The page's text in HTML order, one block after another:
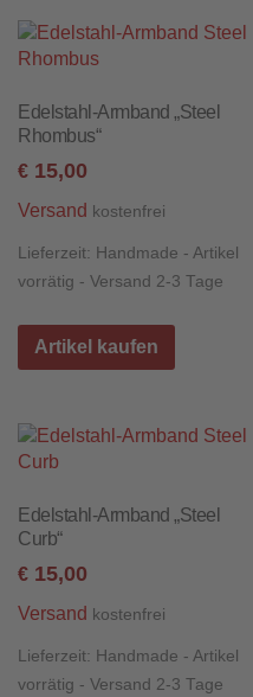
Edelstahl-Armband „Steel
Rhombus“
€ 15,00
Versand kostenfrei
Lieferzeit: Handmade - Artikel
vorrätig - Versand 2-3 Tage
Artikel kaufen
Edelstahl-Armband „Steel
Curb“
€ 15,00
Versand kostenfrei
Lieferzeit: Handmade - Artikel
vorrätig - Versand 2-3 Tage